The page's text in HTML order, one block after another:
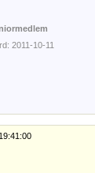
2011-10-11